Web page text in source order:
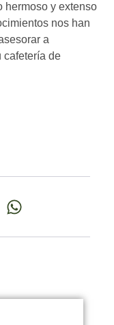
hermoso y extenso
nos han
a
cafetería de